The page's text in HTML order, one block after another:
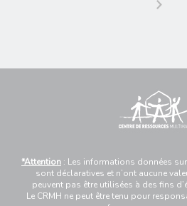
*Attention : Les informations données
sont déclaratives et n’ont aucune
peuvent pas être utilisées à des fins
Le CRMH ne peut être tenu pour